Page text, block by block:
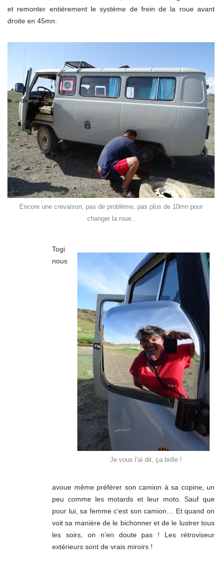
et remonter entièrement le système de frein de la roue avant
droite en 45mn.
Encore une crevaison, pas de problème, pas plus de 10mn pour
changer la roue..
Je vous l’ai dit, ça brille !
Togi
nous
avoue même préférer son camion à sa copine, un
peu comme les motards et leur moto. Sauf que
pour lui, sa femme c’est son camion… Et quand on
voit sa manière de le bichonner et de le lustrer tous
les soirs, on n’en doute pas ! Les rétroviseur
extérieurs sont de vrais miroirs !